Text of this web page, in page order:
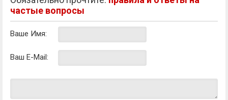
частые вопросы
Ваше Имя:
Ваш E-Mail: